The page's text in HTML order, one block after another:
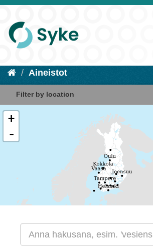
Aineistot
Filter by location
+
-